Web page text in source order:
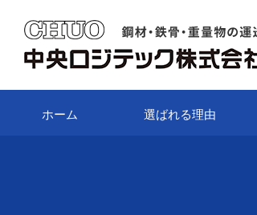
ホーム 選ばれる理由